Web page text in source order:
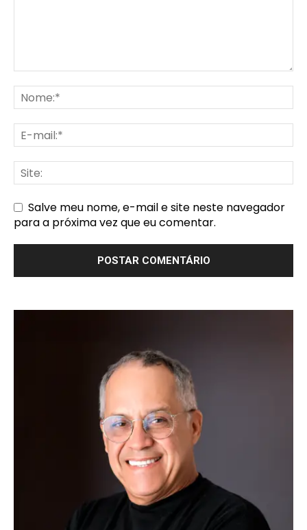
Salve meu nome, e-mail e site neste navegador
para a próxima vez que eu comentar.